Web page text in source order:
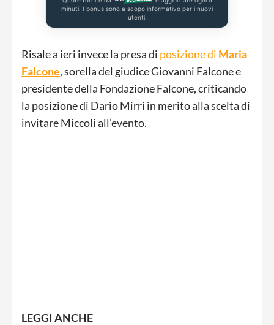
minuti. I bonus sono a scopo informativo per i nuovi
utenti.
Risale a ieri invece la presa di posizione di Maria
Falcone, sorella del giudice Giovanni Falcone e
presidente della Fondazione Falcone, criticando
la posizione di Dario Mirri in merito alla scelta di
invitare Miccoli all’evento.
LEGGI ANCHE